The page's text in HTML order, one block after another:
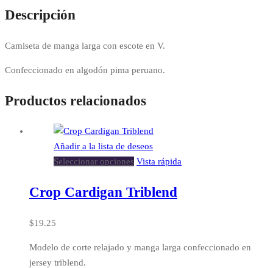
Descripción
Camiseta de manga larga con escote en V.
Confeccionado en algodón pima peruano.
Productos relacionados
Añadir a la lista de deseos
Seleccionar opciones Vista rápida
Crop Cardigan Triblend
$19.25
Modelo de corte relajado y manga larga confeccionado en
jersey triblend.